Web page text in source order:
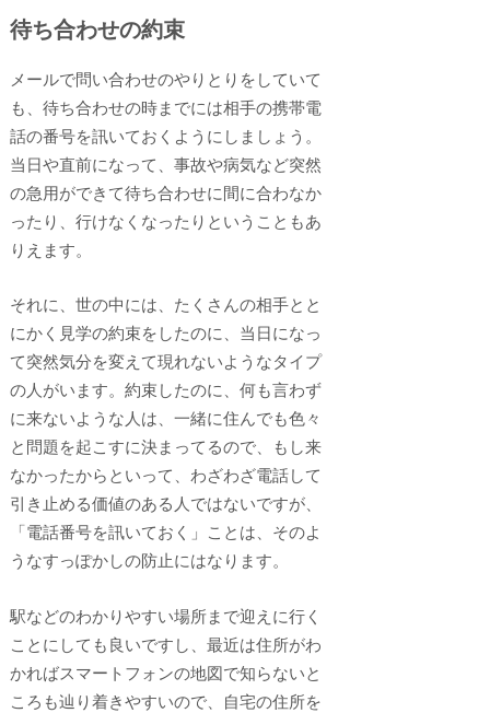
待ち合わせの約束
メールで問い合わせのやりとりをしていて
も、待ち合わせの時までには相手の携帯電
話の番号を訊いておくようにしましょう。
当日や直前になって、事故や病気など突然
の急用ができて待ち合わせに間に合わなか
ったり、行けなくなったりということもあ
りえます。
それに、世の中には、たくさんの相手とと
にかく見学の約束をしたのに、当日になっ
て突然気分を変えて現れないようなタイプ
の人がいます。約束したのに、何も言わず
に来ないような人は、一緒に住んでも色々
と問題を起こすに決まってるので、もし来
なかったからといって、わざわざ電話して
引き止める価値のある人ではないですが、
「電話番号を訊いておく」ことは、そのよ
うなすっぽかしの防止にはなります。
駅などのわかりやすい場所まで迎えに行く
ことにしても良いですし、最近は住所がわ
かればスマートフォンの地図で知らないと
ころも辿り着きやすいので、自宅の住所を